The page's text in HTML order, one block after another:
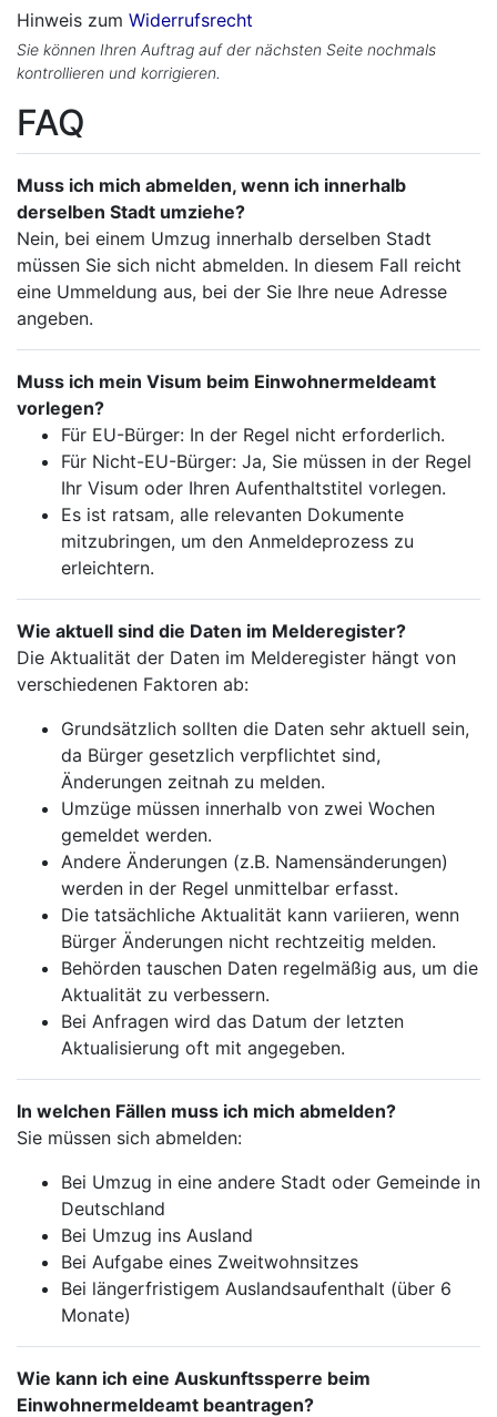
Hinweis zum Widerrufsrecht
Sie können Ihren Auftrag auf der nächsten Seite nochmals
kontrollieren und korrigieren.
FAQ
Muss ich mich abmelden, wenn ich innerhalb
derselben Stadt umziehe?
Nein, bei einem Umzug innerhalb derselben Stadt
müssen Sie sich nicht abmelden. In diesem Fall reicht
eine Ummeldung aus, bei der Sie Ihre neue Adresse
angeben.
Muss ich mein Visum beim Einwohnermeldeamt
vorlegen?
Für EU-Bürger: In der Regel nicht erforderlich.
Für Nicht-EU-Bürger: Ja, Sie müssen in der Regel
Ihr Visum oder Ihren Aufenthaltstitel vorlegen.
Es ist ratsam, alle relevanten Dokumente
mitzubringen, um den Anmeldeprozess zu
erleichtern.
Wie aktuell sind die Daten im Melderegister?
Die Aktualität der Daten im Melderegister hängt von
verschiedenen Faktoren ab:
Grundsätzlich sollten die Daten sehr aktuell sein,
da Bürger gesetzlich verpflichtet sind,
Änderungen zeitnah zu melden.
Umzüge müssen innerhalb von zwei Wochen
gemeldet werden.
Andere Änderungen (z.B. Namensänderungen)
werden in der Regel unmittelbar erfasst.
Die tatsächliche Aktualität kann variieren, wenn
Bürger Änderungen nicht rechtzeitig melden.
Behörden tauschen Daten regelmäßig aus, um die
Aktualität zu verbessern.
Bei Anfragen wird das Datum der letzten
Aktualisierung oft mit angegeben.
In welchen Fällen muss ich mich abmelden?
Sie müssen sich abmelden:
Bei Umzug in eine andere Stadt oder Gemeinde in
Deutschland
Bei Umzug ins Ausland
Bei Aufgabe eines Zweitwohnsitzes
Bei längerfristigem Auslandsaufenthalt (über 6
Monate)
Wie kann ich eine Auskunftssperre beim
Einwohnermeldeamt beantragen?